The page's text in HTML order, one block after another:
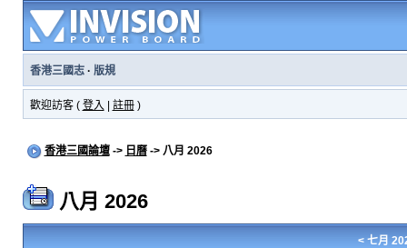
香港三國志· 版規
歡迎訪客 ( 登入 註冊)
香港三國論壇-> 日曆-> 八月 2026
八月 2026
< 七月